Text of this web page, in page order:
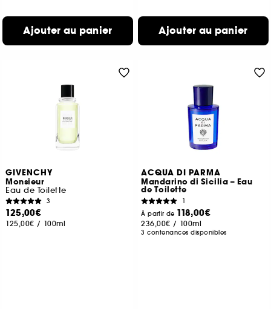
Ajouter au panier Ajouter au panier
GIVENCHY
Monsieur
Eau de Toilette
3
125,00€
125,00€ / 100ml
ACQUA DI PARMA
Mandarino di Sicilia – Eau
de Toilette
1
À partir de 118,00€
236,00€ / 100ml
3 contenances disponibles